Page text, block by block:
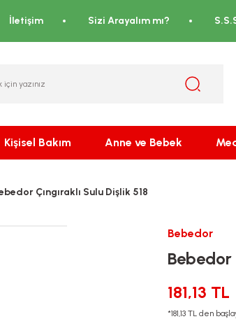
İletişim Sizi Arayalım mı?
Kişisel Bakım Anne ve Bebek
Çıngıraklı Sulu Dişlik 518
Bebedor
Bebedor
181,13 TL
*181,13 TL den